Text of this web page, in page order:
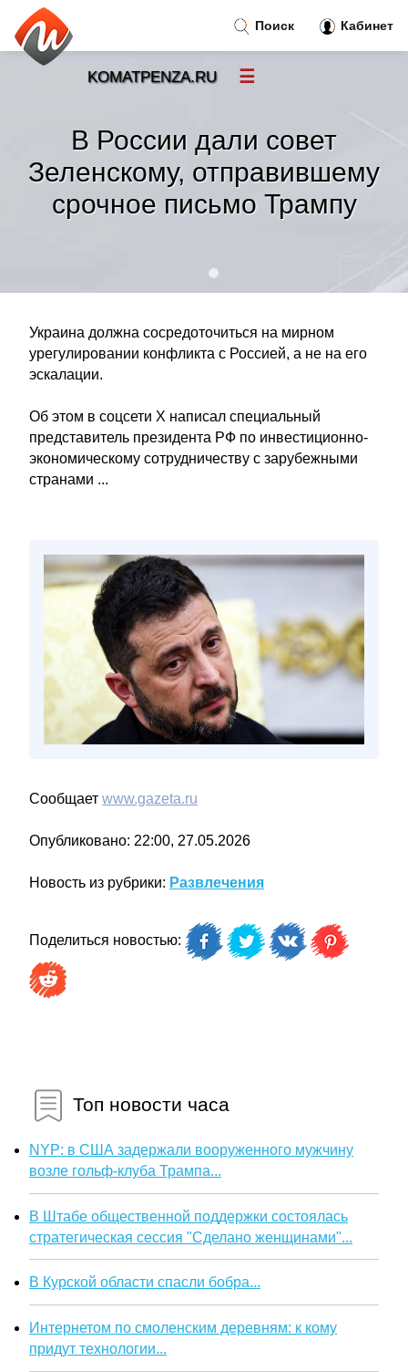
В России дали совет
Зеленскому, отправившему
срочное письмо Трампу
Украина должна сосредоточиться на мирном
урегулировании конфликта с Россией, а не на его
эскалации.
Об этом в соцсети X написал специальный
представитель президента РФ по инвестиционно-
экономическому сотрудничеству с зарубежными
странами ...
Сообщает www.gazeta.ru
Опубликовано: 22:00, 27.05.2026
Новость из рубрики: Развлечения
Поделиться новостью:
Топ новости часа
NYP: в США задержали вооруженного мужчину
возле гольф-клуба Трампа...
В Штабе общественной поддержки состоялась
стратегическая сессия "Сделано женщинами"...
В Курской области спасли бобра...
Интернетом по смоленским деревням: к кому
придут технологии...
Поиск Кабинет
KOMATPENZA.RU ☰
Новости»
Тренды новостей»
Рубрики»